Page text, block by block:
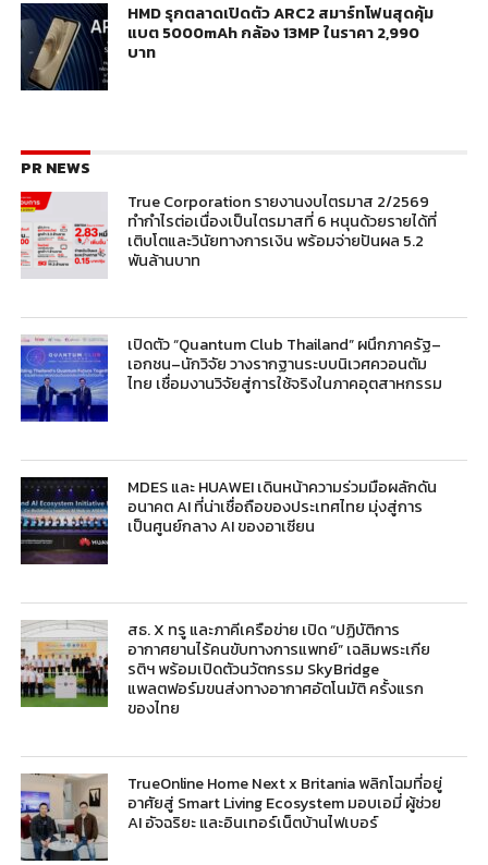
HMD รุกตลาดเปิดตัว ARC2 สมาร์ทโฟนสุดคุ้ม
แบต 5000mAh กล้อง 13MP ในราคา 2,990
บาท
PR NEWS
True Corporation รายงานงบไตรมาส 2/2569
ทำกำไรต่อเนื่องเป็นไตรมาสที่ 6 หนุนด้วยรายได้ที่
เติบโตและวินัยทางการเงิน พร้อมจ่ายปันผล 5.2
พันล้านบาท
เปิดตัว “Quantum Club Thailand” ผนึกภาครัฐ–
เอกชน–นักวิจัย วางรากฐานระบบนิเวศควอนตัม
ไทย เชื่อมงานวิจัยสู่การใช้จริงในภาคอุตสาหกรรม
MDES และ HUAWEI เดินหน้าความร่วมมือผลักดัน
อนาคต AI ที่น่าเชื่อถือของประเทศไทย มุ่งสู่การ
เป็นศูนย์กลาง AI ของอาเซียน
สธ. X ทรู และภาคีเครือข่าย เปิด “ปฏิบัติการ
อากาศยานไร้คนขับทางการแพทย์” เฉลิมพระเกีย
รติฯ พร้อมเปิดตัวนวัตกรรม SkyBridge
แพลตฟอร์มขนส่งทางอากาศอัตโนมัติ ครั้งแรก
ของไทย
TrueOnline Home Next x Britania พลิกโฉมที่อยู่
อาศัยสู่ Smart Living Ecosystem มอบเอมี่ ผู้ช่วย
AI อัจฉริยะ และอินเทอร์เน็ตบ้านไฟเบอร์